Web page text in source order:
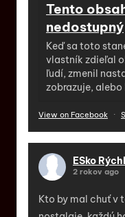
Tento
nedostupný
Keď sa toto
vlastník zdieľal
ľudí, zmenil
zobrazuje,
View on Facebook ·
ESko
2 rokov ago
Kto by mal chuť v